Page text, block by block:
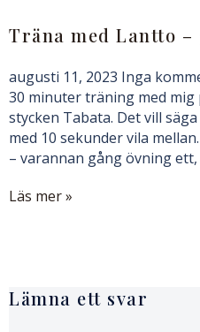
Träna med Lantto
augusti 11, 2023 Inga
30 minuter träning med mig
stycken Tabata. Det vill
med 10 sekunder vila
– varannan gång övning
Läs mer »
Lämna ett svar